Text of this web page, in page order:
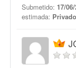
Submetido: 17/
estimada: Privado